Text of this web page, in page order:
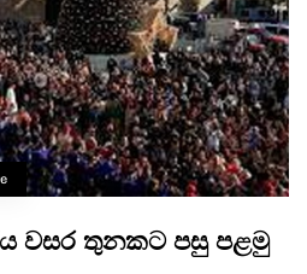
වසර තුනකට පසු පළමු